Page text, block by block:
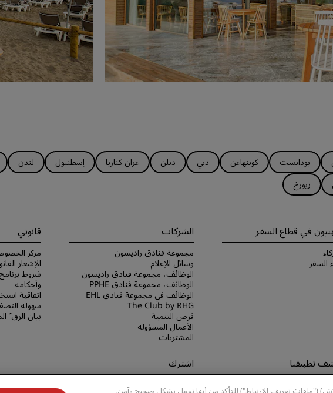
بودابست كوبنهاغن دبي دبلن غران كناريا إسطنبول لندن
زيورخ
في قطاع السفر
السفر
الشركات
مجموعة فنادق راديسون
وسائل الإعلام
الوظائف، مجموعة فنادق راديسون
الوظائف، مجموعة فنادق PPHE
الوظائف في مجموعة فنادق EHL
The Club by RHG
فرص التنمية
الأعمال المسؤولة
المشتريات
قانوني
مركز
الإشعار
وأحكامه
اتفاقية
سهولة
بيان الرق
تطبيقنا اشترك
("ملفات تعريف الارتباط") للتأكد من أنها تعمل بشكل صحيح وآمن،